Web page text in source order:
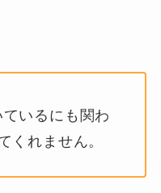
いるにも関わ
くれません。